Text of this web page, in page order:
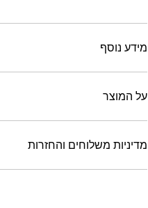
מידע נוסף
על המוצר
מדיניות משלוחים והחזרות